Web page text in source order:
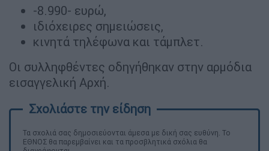
-8.990- ευρώ,
ιδιόχειρες σημειώσεις,
κινητά τηλέφωνα και τάμπλετ.
Οι συλληφθέντες οδηγήθηκαν στην αρμόδια
εισαγγελική Αρχή.
Τα σχολιά σας δημοσιεύονται άμεσα με δική σας ευθύνη. Το
ΕΘΝΟΣ θα παρεμβαίνει και τα προσβλητικά σχόλια θα